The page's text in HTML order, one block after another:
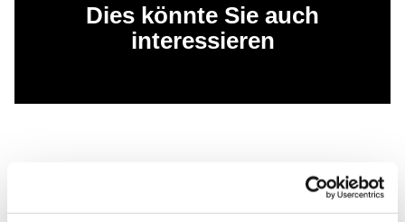
Dies könnte Sie auch
interessieren